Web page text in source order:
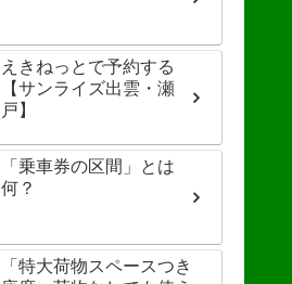
えきねっとで予約する
【サンライズ出雲・瀬
戸】
「乗車券の区間」とは
何？
「特大荷物スペースつき